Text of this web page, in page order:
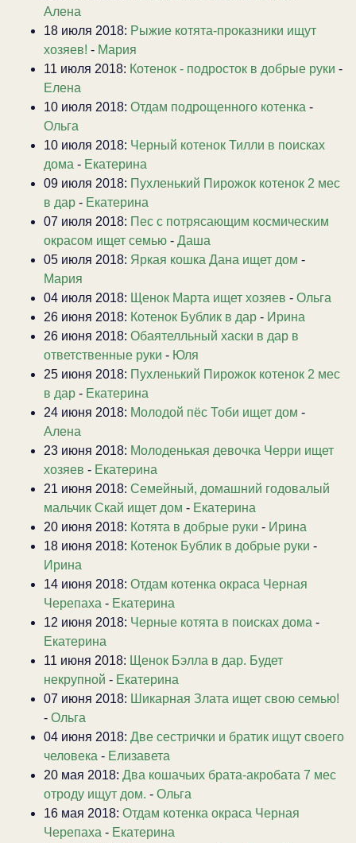
Алена
18 июля 2018: Рыжие котята-проказники ищут
хозяев! - Мария
11 июля 2018: Котенок - подросток в добрые руки -
Елена
10 июля 2018: Отдам подрощенного котенка -
Ольга
10 июля 2018: Черный котенок Тилли в поисках
дома - Екатерина
09 июля 2018: Пухленький Пирожок котенок 2 мес
в дар - Екатерина
07 июля 2018: Пес с потрясающим космическим
окрасом ищет семью - Даша
05 июля 2018: Яркая кошка Дана ищет дом -
Мария
04 июля 2018: Щенок Марта ищет хозяев - Ольга
26 июня 2018: Котенок Бублик в дар - Ирина
26 июня 2018: Обаятелльный хаски в дар в
ответственные руки - Юля
25 июня 2018: Пухленький Пирожок котенок 2 мес
в дар - Екатерина
24 июня 2018: Молодой пёс Тоби ищет дом -
Алена
23 июня 2018: Молоденькая девочка Черри ищет
хозяев - Екатерина
21 июня 2018: Семейный, домашний годовалый
мальчик Скай ищет дом - Екатерина
20 июня 2018: Котята в добрые руки - Ирина
18 июня 2018: Котенок Бублик в добрые руки -
Ирина
14 июня 2018: Отдам котенка окраса Черная
Черепаха - Екатерина
12 июня 2018: Черные котята в поисках дома -
Екатерина
11 июня 2018: Щенок Бэлла в дар. Будет
некрупной - Екатерина
07 июня 2018: Шикарная Злата ищет свою семью!
- Ольга
04 июня 2018: Две сестрички и братик ищут своего
человека - Елизавета
20 мая 2018: Два кошачьих брата-акробата 7 мес
отроду ищут дом. - Ольга
16 мая 2018: Отдам котенка окраса Черная
Черепаха - Екатерина